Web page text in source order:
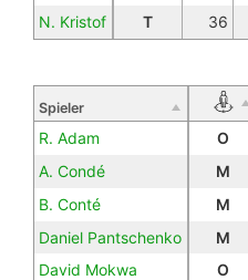
N. Kristof
T 36
Spieler
R. Adam O
A. Condé
M
B. Conté
M
Daniel Pantschenko
M
David Mokwa
O